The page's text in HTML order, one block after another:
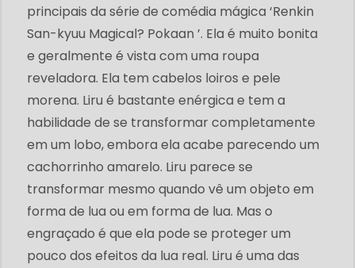
principais da série de comédia mágica ‘Renkin
San-kyuu Magical? Pokaan ’. Ela é muito bonita
e geralmente é vista com uma roupa
reveladora. Ela tem cabelos loiros e pele
morena. Liru é bastante enérgica e tem a
habilidade de se transformar completamente
em um lobo, embora ela acabe parecendo um
cachorrinho amarelo. Liru parece se
transformar mesmo quando vê um objeto em
forma de lua ou em forma de lua. Mas o
engraçado é que ela pode se proteger um
pouco dos efeitos da lua real. Liru é uma das